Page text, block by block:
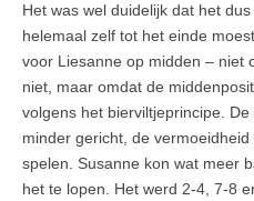
Het was wel duidelijk dat het
helemaal zelf tot het einde
voor Liesanne op midden – niet
niet, maar omdat de
volgens het bierviltjeprincipe.
minder gericht, de
spelen. Susanne kon wat meer
het te lopen. Het werd 2-4, 7-8